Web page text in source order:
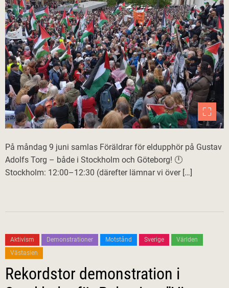
På måndag 9 juni samlas Föräldrar för eldupphör på Gustav
Adolfs Torg – både i Stockholm och Göteborg! 🕛
Stockholm: 12:00–12:30 (därefter lämnar vi över […]
Aktivism Demonstrationer Motstånd Sverige
Världen
Västasien
Rekordstor demonstration i